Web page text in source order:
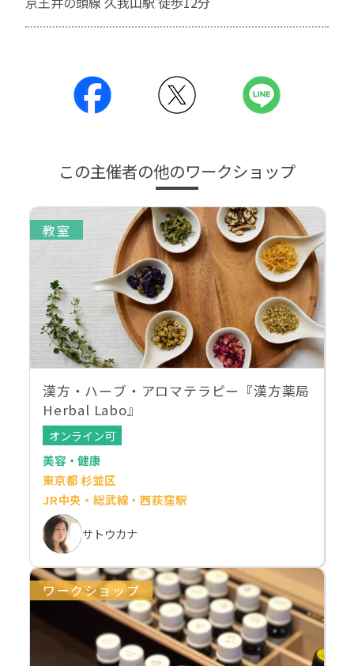
この主催者の他のワークショップ
教室
漢方・ハーブ・アロマテラピー『漢方薬局
Herbal Labo』
オンライン可
美容・健康
東京都 杉並区
JR中央・総武線・西荻窪駅
サトウカナ
ワークショップ